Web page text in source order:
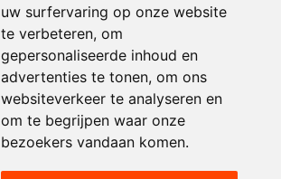
uw surfervaring op onze website
te verbeteren, om
gepersonaliseerde inhoud en
advertenties te tonen, om ons
websiteverkeer te analyseren en
om te begrijpen waar onze
bezoekers vandaan komen.